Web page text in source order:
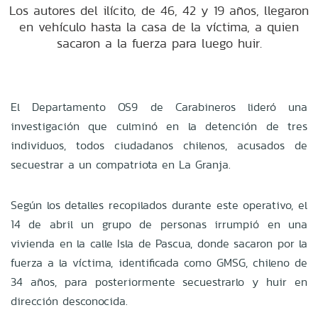
Los autores del ilícito, de 46, 42 y 19 años, llegaron
en vehículo hasta la casa de la víctima, a quien
sacaron a la fuerza para luego huir.
El Departamento OS9 de Carabineros lideró una
investigación que culminó en la detención de tres
individuos, todos ciudadanos chilenos, acusados de
secuestrar a un compatriota en La Granja.
Según los detalles recopilados durante este operativo, el
14 de abril un grupo de personas irrumpió en una
vivienda en la calle Isla de Pascua, donde sacaron por la
fuerza a la víctima, identificada como GMSG, chileno de
34 años, para posteriormente secuestrarlo y huir en
dirección desconocida.